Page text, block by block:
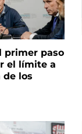
primer paso
el límite a
de los